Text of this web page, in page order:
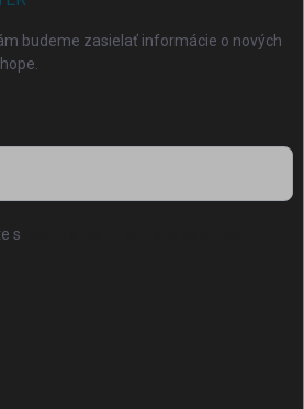
budeme zasielať informácie o nových
s